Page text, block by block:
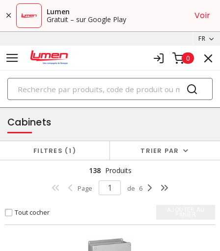
Lumen
Gratuit – sur Google Play
Voir
FR
0
PRODUITS
boîtiers et cabinets
Cabinets
FILTRES 1 TRIER PAR
138 Produits
Page de 6
Tout cocher